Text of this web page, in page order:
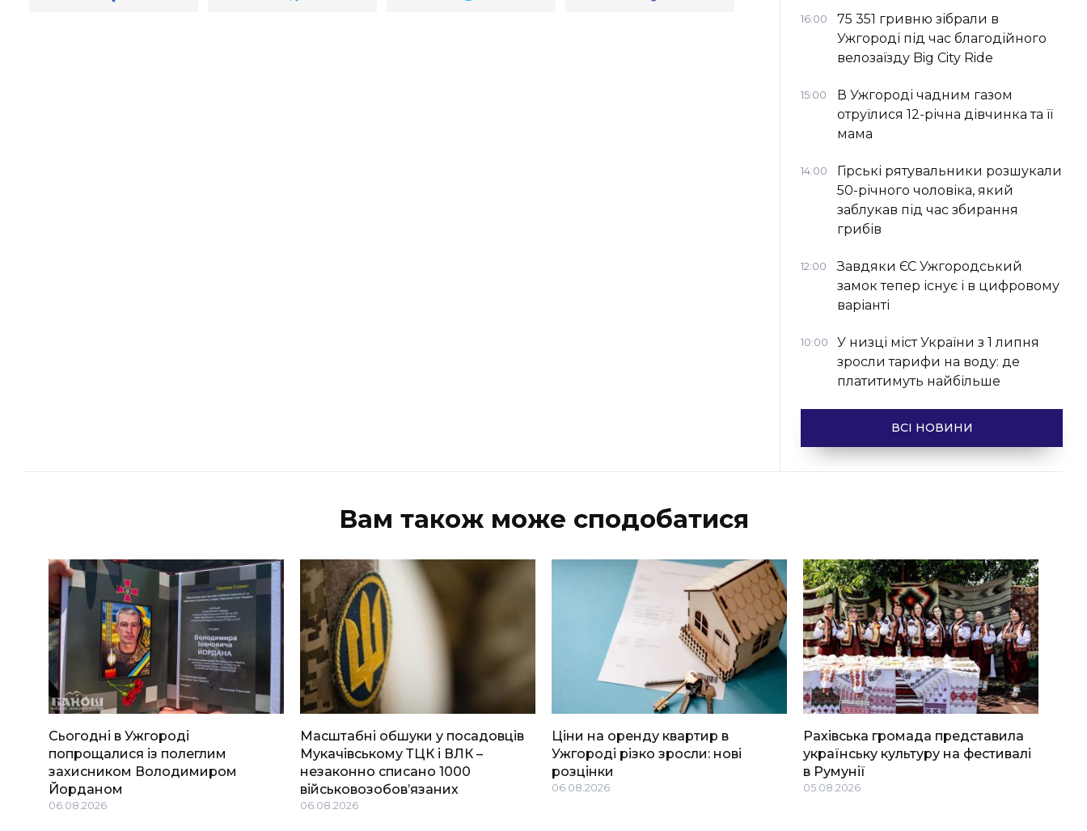
16:00
75 351 гривню зібрали в
Ужгороді під час благодійного
велозаїзду Big Сity Ride
15:00
В Ужгороді чадним газом
отруїлися 12-річна дівчинка та її
мама
14:00
Гірські рятувальники розшукали
50-річного чоловіка, який
заблукав під час збирання
грибів
12:00
Завдяки ЄС Ужгородський
замок тепер існує і в цифровому
варіанті
10:00
У низці міст України з 1 липня
зросли тарифи на воду: де
платитимуть найбільше
ВСІ НОВИНИ
Вам також може сподобатися
Сьогодні в Ужгороді
попрощалися із полеглим
захисником Володимиром
Йорданом
06.08.2026
Масштабні обшуки у посадовців
Мукачівському ТЦК і ВЛК –
незаконно списано 1000
військовозобов’язаних
06.08.2026
Ціни на оренду квартир в
Ужгороді різко зросли: нові
розцінки
06.08.2026
Рахівська громада представила
українську культуру на фестивалі
в Румунії
05.08.2026